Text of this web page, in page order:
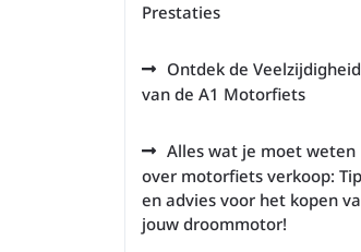
Prestaties
Ontdek de Veelzijdigheid
van de A1 Motorfiets
Alles wat je moet weten
over motorfiets verkoop:
en advies voor het kopen
jouw droommotor!